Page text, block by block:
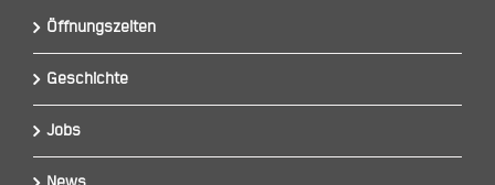
Öffnungszeiten
Geschichte
Jobs